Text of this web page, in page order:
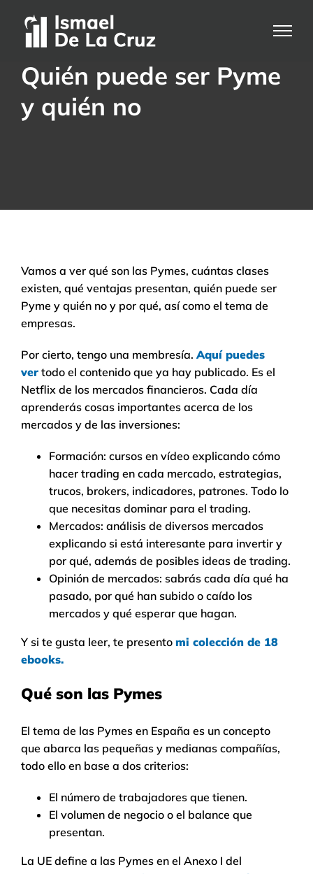
Quién puede ser Pyme
y quién no
Vamos a ver qué son las Pymes, cuántas clases
existen, qué ventajas presentan, quién puede ser
Pyme y quién no y por qué, así como el tema de
empresas.
Por cierto, tengo una membresía.Aquí puedes
ver todo el contenido que ya hay publicado. Es el
Netflix de los mercados financieros. Cada día
aprenderás cosas importantes acerca de los
mercados y de las inversiones:
Formación: cursos en vídeo explicando cómo
hacer trading en cada mercado, estrategias,
trucos, brokers, indicadores, patrones. Todo lo
que necesitas dominar para el trading.
Mercados: análisis de diversos mercados
explicando si está interesante para invertir y
por qué, además de posibles ideas de trading.
Opinión de mercados: sabrás cada día qué ha
pasado, por qué han subido o caído los
mercados y qué esperar que hagan.
Y si te gusta leer, te presento mi colección de 18
ebooks.
Qué son las Pymes
El tema de las Pymes en España es un concepto
que abarca las pequeñas y medianas compañías,
todo ello en base a dos criterios:
El número de trabajadores que tienen.
El volumen de negocio o el balance que
presentan.
La UE define a las Pymes en el Anexo I del